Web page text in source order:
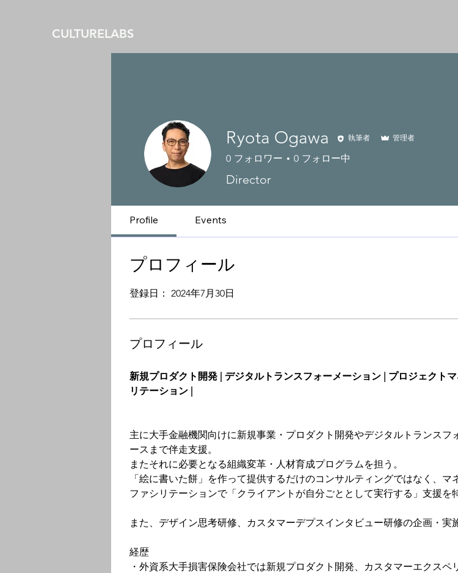
CULTURELABS
Ryota Ogawa 執筆者 管理者
0 フォロワー 0 フォロー中
Director
Profile Events
プロフィール
登録日： 2024年7月30日
プロフィール
新規プロダクト開発 | デジタルトランスフォーメーション | プロジェクト
リテーション |
主に大手金融機関向けに新規事業・プロダクト開発やデジタルトランス
ースまで伴走支援。
またそれに必要となる組織変革・人材育成プログラムを担う。
「絵に書いた餅」を作って提供するだけのコンサルティングではなく、
ファシリテーションで「クライアントが自分ごととして実行する」支援を
また、デザイン思考研修、カスタマーデプスインタビュー研修の企画・実
経歴
・外資系大手損害保険会社では新規プロダクト開発、カスタマーエクス